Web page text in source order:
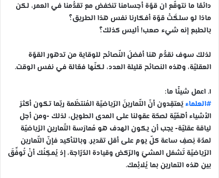
دائمًا ما نتوقّع ان قوّة أجسامنا تنخفض مع تقدُّمنا في العمر، لكن
ماذا لو سلكَتْ قوّة أفكارنا نفس هذا الطريق؟
بالطبع إنه شيء صعب! أليس كذلك؟
لذلك سوف نقدُّم هنا أفضلَ النّصائح للوقاية من تدهور القوّة
العقليّة، وهذه النصائح قليلة العدد، لكنّها فعّالة في نفس الوقت.
١. اعمل شيئًا ما:
#العلماءيَعتقِدون أنّ التّمارينَ الرّياضيّة المُنتظَمة ربّما تكون أكثرَ
الأشياء أهمّيّة لصحّة عقولنا على المدى الطويل، لذلك -ومن أجل
لياقة عقليّة- يجب أن يكون الهدف هو مُمارَسة التّمارين الرّياضيّة
لمدّة نِصفِ ساعة كلّ يوم على أقل تقدير. وبالتأكيد فإنّ التّمارين
الرّياضيّة تَشمَل المشيَ والرّكض وقيادة الدّرّاجة، إذ يُمكِنُك أنْ تُوفِّقَ
بين هذه التمارين بما يُلائِمك.